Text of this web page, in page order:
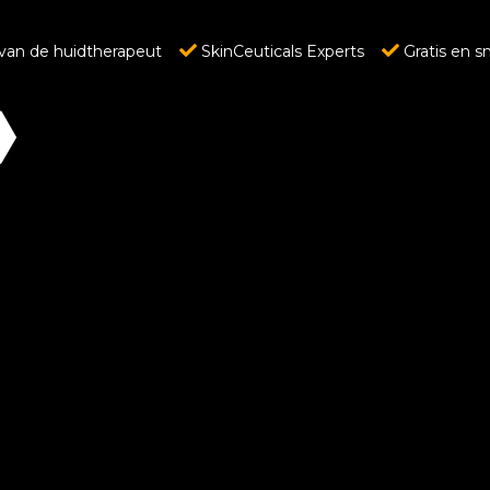
de huidtherapeut SkinCeuticals Experts Gratis en